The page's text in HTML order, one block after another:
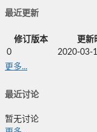
最近更新
修订版本 更新
0
2020-03-
更多...
最近讨论
暂无讨论